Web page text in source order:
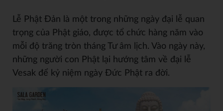
Lễ Phật Đản là một trong những ngày đại lễ quan
trọng của Phật giáo, được tổ chức hàng năm vào
mỗi độ trăng tròn tháng Tư âm lịch. Vào ngày này,
những người con Phật lại hướng tâm về đại lễ
Vesak để kỷ niệm ngày Đức Phật ra đời.